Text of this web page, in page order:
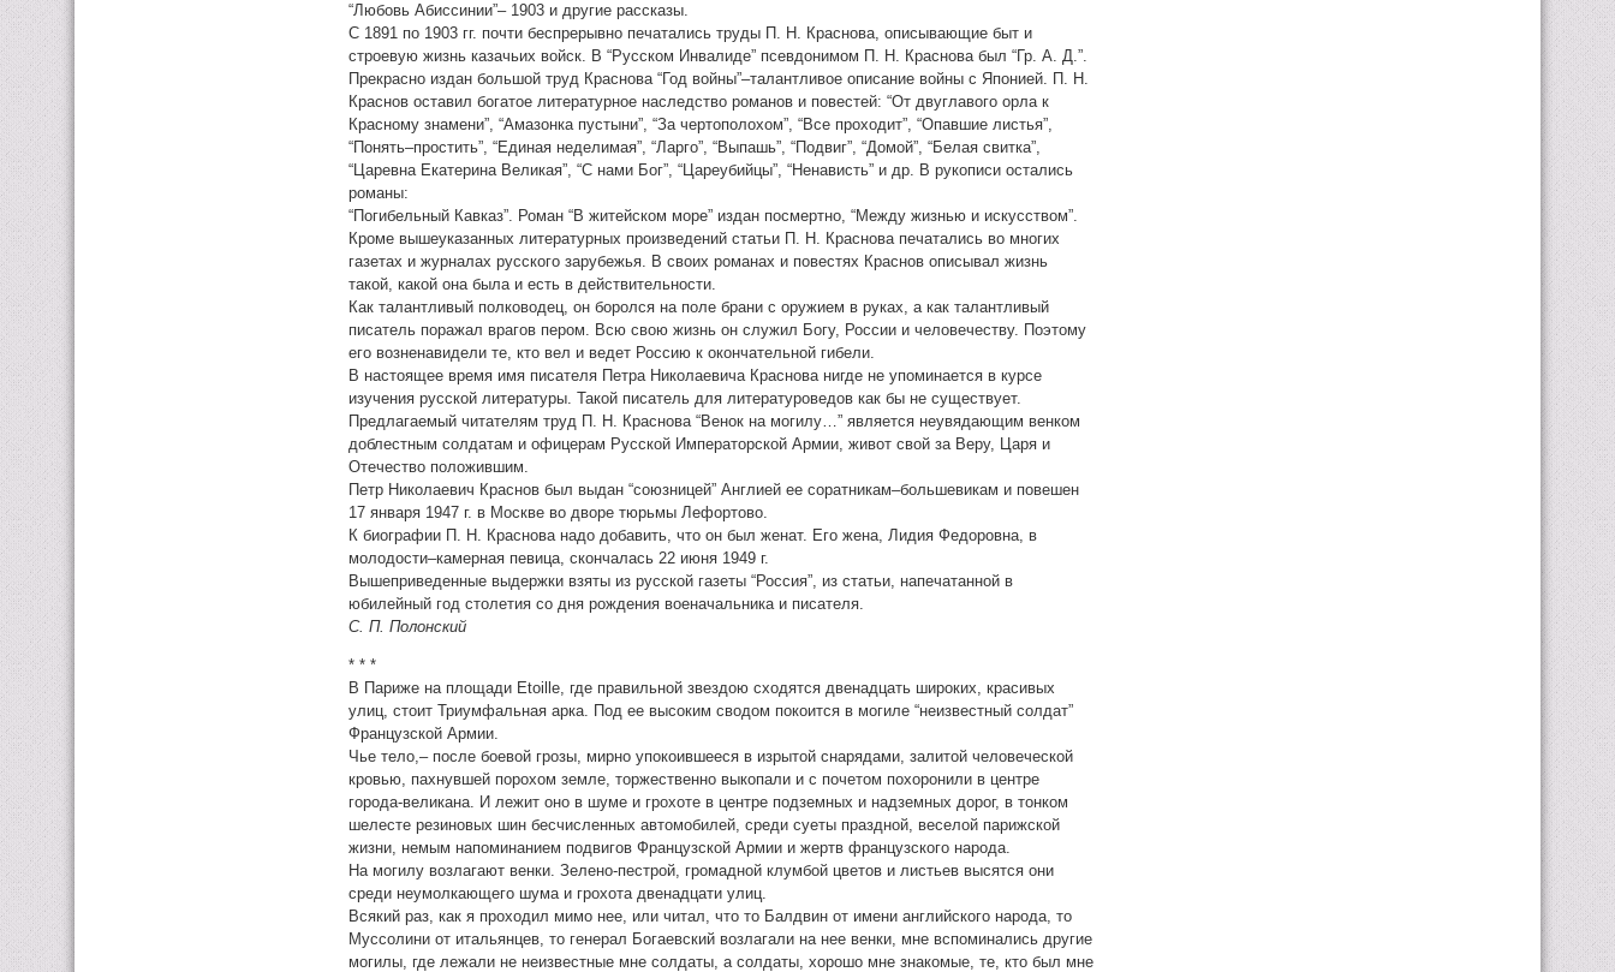
“Любовь Абиссинии”– 1903 и другие рассказы.
С 1891 по 1903 гг. почти беспрерывно печатались труды П. Н. Краснова, описывающие быт и
строевую жизнь казачьих войск. В “Русском Инвалиде” псевдонимом П. Н. Краснова был “Гр. А. Д.”.
Прекрасно издан большой труд Краснова “Год войны”–талантливое описание войны с Японией. П. Н.
Краснов оставил богатое литературное наследство романов и повестей: “От двуглавого орла к
Красному знамени”, “Амазонка пустыни”, “За чертополохом”, “Все проходит”, “Опавшие листья”,
“Понять–простить”, “Единая неделимая”, “Ларго”, “Выпашь”, “Подвиг”, “Домой”, “Белая свитка”,
“Царевна Екатерина Великая”, “С нами Бог”, “Цареубийцы”, “Ненависть” и др. В рукописи остались
романы:
“Погибельный Кавказ”. Роман “В житейском море” издан посмертно, “Между жизнью и искусством”.
Кроме вышеуказанных литературных произведений статьи П. Н. Краснова печатались во многих
газетах и журналах русского зарубежья. В своих романах и повестях Краснов описывал жизнь
такой, какой она была и есть в действительности.
Как талантливый полководец, он боролся на поле брани с оружием в руках, а как талантливый
писатель поражал врагов пером. Всю свою жизнь он служил Богу, России и человечеству. Поэтому
его возненавидели те, кто вел и ведет Россию к окончательной гибели.
В настоящее время имя писателя Петра Николаевича Краснова нигде не упоминается в курсе
изучения русской литературы. Такой писатель для литературоведов как бы не существует.
Предлагаемый читателям труд П. Н. Краснова “Венок на могилу…” является неувядающим венком
доблестным солдатам и офицерам Русской Императорской Армии, живот свой за Веру, Царя и
Отечество положившим.
Петр Николаевич Краснов был выдан “союзницей” Англией ее соратникам–большевикам и повешен
17 января 1947 г. в Москве во дворе тюрьмы Лефортово.
К биографии П. Н. Краснова надо добавить, что он был женат. Его жена, Лидия Федоровна, в
молодости–камерная певица, скончалась 22 июня 1949 г.
Вышеприведенные выдержки взяты из русской газеты “Россия”, из статьи, напечатанной в
юбилейный год столетия со дня рождения военачальника и писателя.
С. П. Полонский
* * *
В Париже на площади Etoille, где правильной звездою сходятся двенадцать широких, красивых
улиц, стоит Триумфальная арка. Под ее высоким сводом покоится в могиле “неизвестный солдат”
Французской Армии.
Чье тело,– после боевой грозы, мирно упокоившееся в изрытой снарядами, залитой человеческой
кровью, пахнувшей порохом земле, торжественно выкопали и с почетом похоронили в центре
города-великана. И лежит оно в шуме и грохоте в центре подземных и надземных дорог, в тонком
шелесте резиновых шин бесчисленных автомобилей, среди суеты праздной, веселой парижской
жизни, немым напоминанием подвигов Французской Армии и жертв французского народа.
На могилу возлагают венки. Зелено-пестрой, громадной клумбой цветов и листьев высятся они
среди неумолкающего шума и грохота двенадцати улиц.
Всякий раз, как я проходил мимо нее, или читал, что то Балдвин от имени английского народа, то
Муссолини от итальянцев, то генерал Богаевский возлагали на нее венки, мне вспоминались другие
могилы, где лежали не неизвестные мне солдаты, а солдаты, хорошо мне знакомые, те, кто был мне